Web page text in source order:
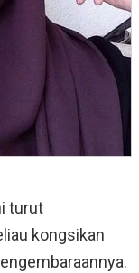
turut
kongsikan